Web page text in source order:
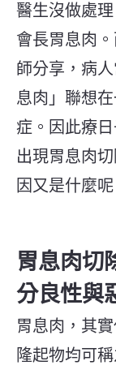
醫生沒做處理
會長胃息肉。
師分享， 病
息肉」聯想
症。因此療
出現胃息肉
因又是什麼呢
胃息肉切
分良性與
胃息肉，其
隆起物均可